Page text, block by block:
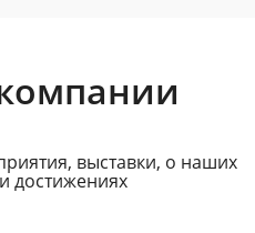
выставки, о наших
достижениях